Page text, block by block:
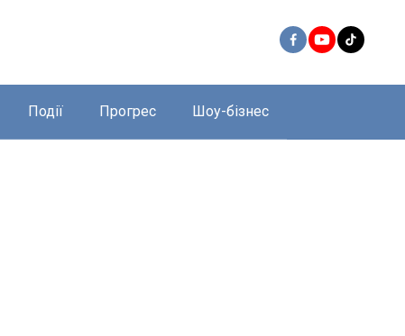
Події Прогрес Шоу-бізнес